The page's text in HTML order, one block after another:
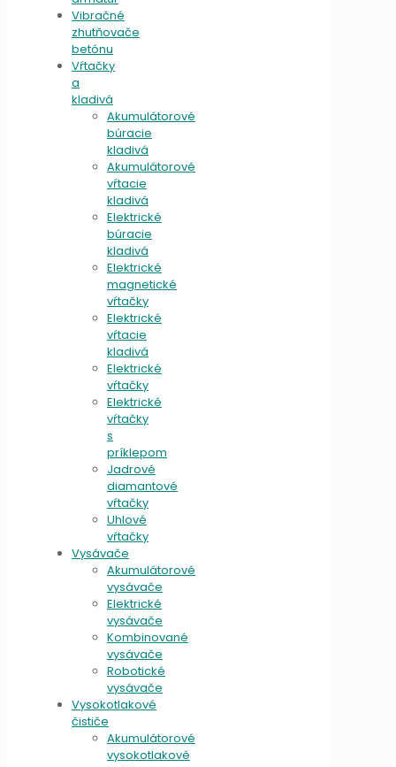
Vibračné
zhutňovače
betónu
Vŕtačky
a
kladivá
Akumulátorové
búracie
kladivá
Akumulátorové
vŕtacie
kladivá
Elektrické
búracie
kladivá
Elektrické
magnetické
vŕtačky
Elektrické
vŕtacie
kladivá
Elektrické
vŕtačky
Elektrické
vŕtačky
s
príklepom
Jadrové
diamantové
vŕtačky
Uhlové
vŕtačky
Vysávače
Akumulátorové
vysávače
Elektrické
vysávače
Kombinované
vysávače
Robotické
vysávače
Vysokotlakové
čističe
Akumulátorové
vysokotlakové